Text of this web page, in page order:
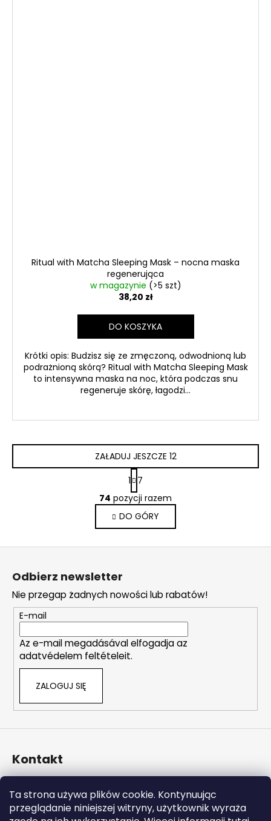
Ta strona używa plików cookie. Kontynuując
przeglądanie niniejszej witryny, użytkownik wyraża
Ritual with Matcha Sleeping Mask – nocna maska
regenerująca
w magazynie (>5 szt)
38,20 zł
DO KOSZYKA
Krótki opis: Budzisz się ze zmęczoną, odwodnioną lub
podrażnioną skórą? Ritual with Matcha Sleeping Mask
to intensywna maska na noc, która podczas snu
regeneruje skórę, łagodzi...
K
o
n
t
r
i
l
i
s
t
ZAŁADUJ JESZCZE 12
P
a
g
i
n
a
1
7
74 pozycji razem
DO GÓRY
S
Odbierz newsletter
Nie przegap żadnych nowości lub rabatów!
E-mail
Az e-mail megadásával elfogadja az
adatvédelem feltételeit.
ZALOGUJ SIĘ
Kontakt
https://www.facebook.com/naturalzenpl